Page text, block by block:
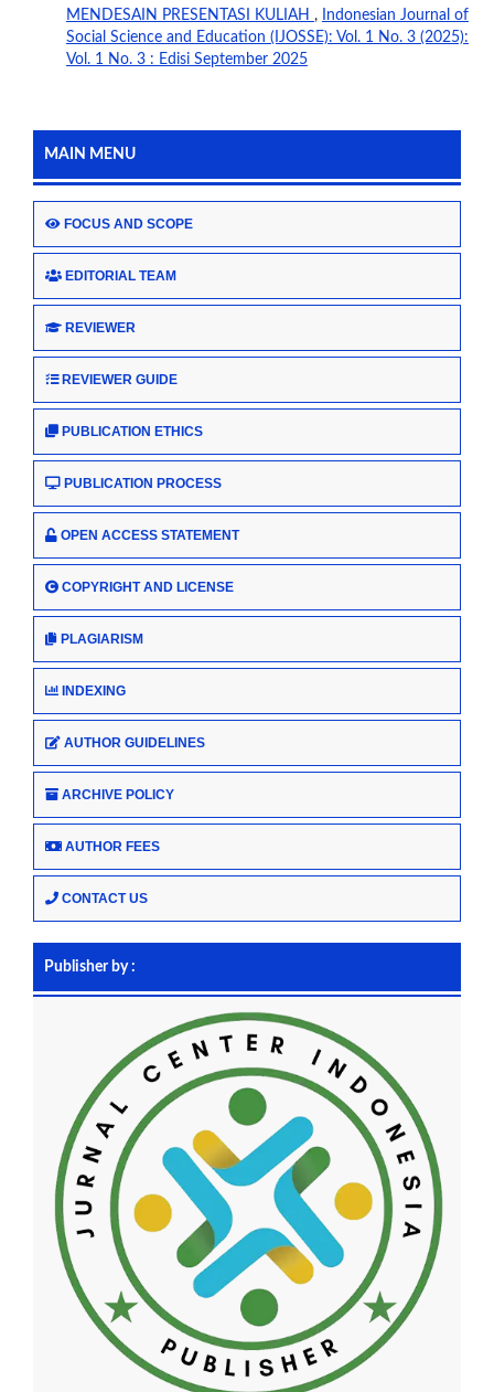
MENDESAIN PRESENTASI KULIAH ,
Indonesian Journal of
Social Science and Education (IJOSSE): Vol. 1 No. 3 (2025):
Vol. 1 No. 3 : Edisi September 2025
MAIN MENU
FOCUS AND SCOPE
EDITORIAL TEAM
REVIEWER
REVIEWER GUIDE
PUBLICATION ETHICS
PUBLICATION PROCESS
OPEN ACCESS STATEMENT
COPYRIGHT AND LICENSE
PLAGIARISM
INDEXING
AUTHOR GUIDELINES
ARCHIVE POLICY
AUTHOR FEES
CONTACT US
Publisher by :